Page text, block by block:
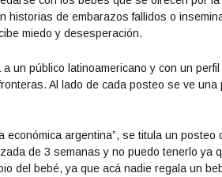
historias de embarazos fallidos o
miedo y desesperación.
un público latinoamericano y con un
Al lado de cada posteo se ve
económica argentina”, se titula un
de 3 semanas y no puedo tenerlo ya
del bebé, ya que acá nadie regala un